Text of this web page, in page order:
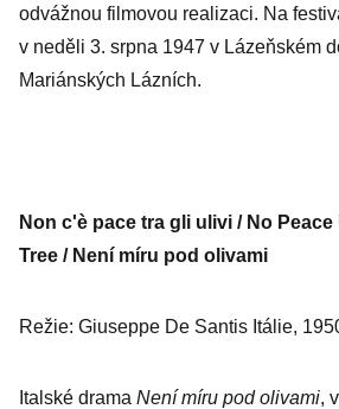
odvážnou filmovou realizaci. Na
v neděli 3. srpna 1947 v Lázeňském
Mariánských Lázních.
Non c'è pace tra gli ulivi / No
Tree / Není míru pod olivami
Režie: Giuseppe De Santis Itálie,
Italské drama Není míru pod olivami,